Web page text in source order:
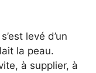
levé d’un
la peau.
à supplier, à